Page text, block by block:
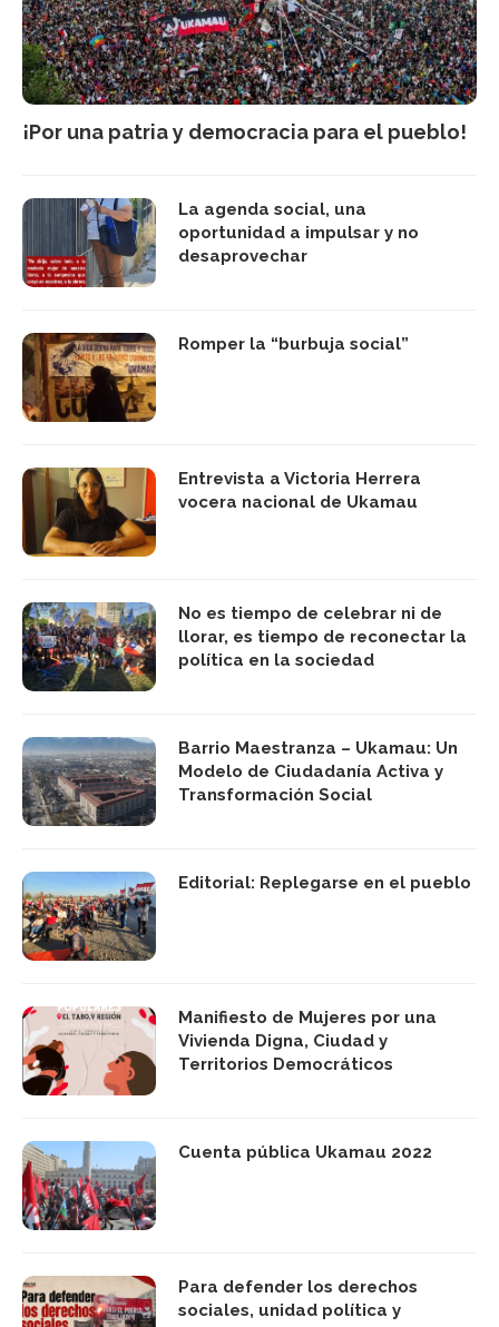
¡Por una patria y democracia para el pueblo!
La agenda social, una
oportunidad a impulsar y no
desaprovechar
Romper la “burbuja social”
Entrevista a Victoria Herrera
vocera nacional de Ukamau
No es tiempo de celebrar ni de
llorar, es tiempo de reconectar la
política en la sociedad
Barrio Maestranza – Ukamau: Un
Modelo de Ciudadanía Activa y
Transformación Social
Editorial: Replegarse en el pueblo
Manifiesto de Mujeres por una
Vivienda Digna, Ciudad y
Territorios Democráticos
Cuenta pública Ukamau 2022
Para defender los derechos
sociales, unidad política y